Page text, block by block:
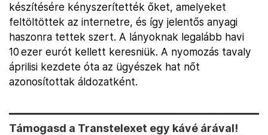
készítésére kényszerítették őket, amelyeket
feltöltöttek az internetre, és így jelentős anyagi
haszonra tettek szert. A lányoknak legalább havi
10 ezer eurót kellett keresniük. A nyomozás tavaly
áprilisi kezdete óta az ügyészek hat nőt
azonosítottak áldozatként.
Támogasd a Transtelexet egy kávé árával!